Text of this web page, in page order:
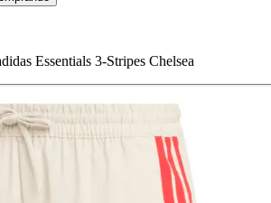
Essentials 3-Stripes Chelsea